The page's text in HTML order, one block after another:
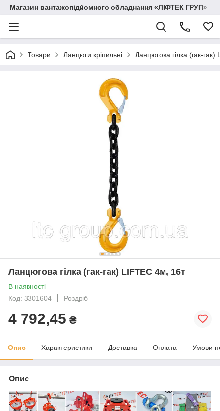
Магазин вантажопідйомного обладнання «ЛІФТЕК ГРУП»
Товари Ланцюги кріпильні Ланцюгова гілка (гак-
Ланцюгова гілка (гак-гак) LIFTEC 4м, 16т
В наявності
Код: 3301604
Роздріб
4 792,45 ₴
Опис Характеристики Доставка Оплата Умови
Опис